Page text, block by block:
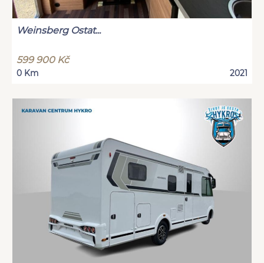
Weinsberg Ostat...
599 900 Kč
0 Km 2021